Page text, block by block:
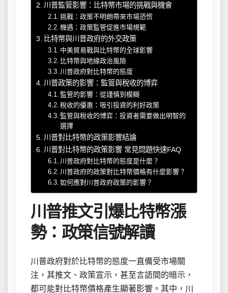
川普監管影響：比特幣市場的挑戰與機會
挑戰：政策不明朗帶來市場恐慌
機遇：政策監管促進市場規範
比特幣與川普政府的外交政策
中美貿易戰與比特幣的全球影響
比特幣與地緣政治風險
川普政府對比特幣的態度
川普政策的影響：監管與稅收的博弈
監管的影響：從謹慎到模糊
稅收的優惠：吸引投資的利好政策
監管與稅收的博弈：投資者需要做出明智的
選擇
川普對比特幣的政策影響結論
川普對比特幣的政策影響 常見問題快速FAQ
川普政府對比特幣的態度是什麼？
川普政府的政策對比特幣價格有什麼影響？
如何應對川普政府政策的影響？
川普推文引爆比特幣漲
勢：政策信號解讀
川普政府對於比特幣的態度一直備受市場關
注，其推文、政策宣示，甚至言語間的暗示，
都可能對比特幣價格產生顯著影響。其中，川